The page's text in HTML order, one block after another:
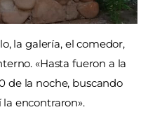
la galería, el comedor,
«Hasta fueron a la
de la noche, buscando
encontraron».